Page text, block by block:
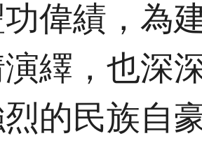
偉績，為
繹，也深
的民族自